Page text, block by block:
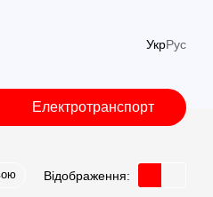
УкрРус
Електротранспорт
Відображення: